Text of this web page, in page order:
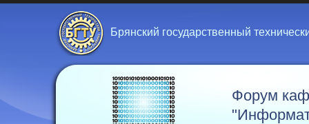
Брянский государственный
Форум